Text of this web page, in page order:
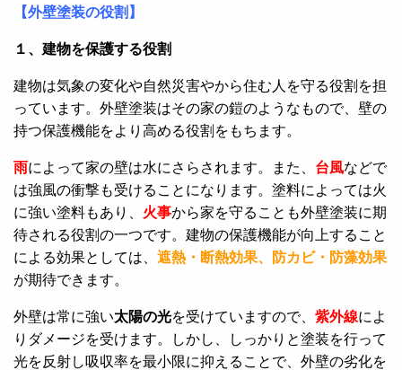
【外壁塗装の役割】
１、建物を保護する役割
建物は気象の変化や自然災害やから住む人を守る役割を担
っています。外壁塗装はその家の鎧のようなもので、壁の
持つ保護機能をより高める役割をもちます。
雨によって家の壁は水にさらされます。また、 台風などで
は強風の衝撃も受けることになります。塗料によっては火
に強い塗料もあり、 火事から家を守ることも外壁塗装に期
待される役割の一つです。建物の保護機能が向上すること
による効果としては、 遮熱・断熱効果、防カビ・防藻効果
が期待できます。
外壁は常に強い太陽の光を受けていますので、 紫外線によ
りダメージを受けます。しかし、しっかりと塗装を行って
光を反射し吸収率を最小限に抑えることで、外壁の劣化を